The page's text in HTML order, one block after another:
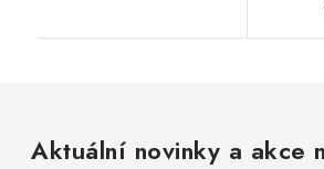
Aktuální novinky a akce